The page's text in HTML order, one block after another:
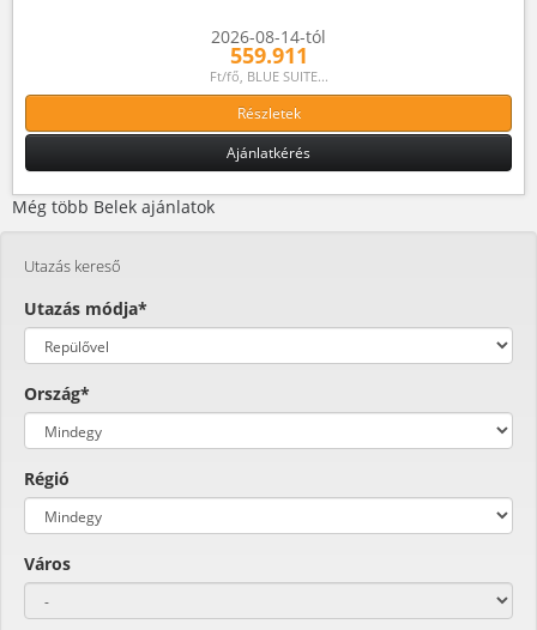
2026-08-14-tól
559.911
Ft/fő, BLUE SUITE...
Részletek
Ajánlatkérés
Még több Belek ajánlatok
Utazás kereső
Utazás módja*
Ország*
Régió
Város